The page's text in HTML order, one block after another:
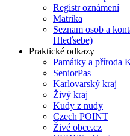
Registr oznámení
Matrika
Seznam osob a
Hleďsebe)
Praktické odkazy
Památky a příroda
SeniorPas
Karlovarský kraj
Živý kraj
Kudy z nudy
Czech POINT
Živé obce.cz